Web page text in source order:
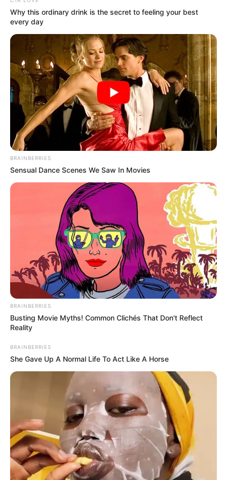
Why this ordinary drink is the secret to feeling your best
every day
BRAINBERRIES
Sensual Dance Scenes We Saw In Movies
BRAINBERRIES
Busting Movie Myths! Common Clichés That Don't Reflect
Reality
BRAINBERRIES
She Gave Up A Normal Life To Act Like A Horse